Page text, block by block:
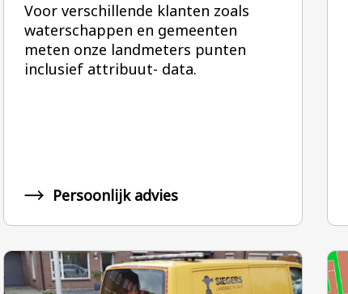
Voor verschillende klanten zoals
waterschappen en gemeenten
meten onze landmeters punten
inclusief attribuut- data.
Persoonlijk advies